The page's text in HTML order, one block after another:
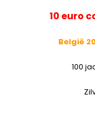
10 euro
België
100